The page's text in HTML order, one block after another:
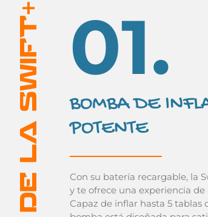
01.
BOMBA DE
POTENTE
Con su batería recargable, la
y te ofrece una experiencia
Capaz de inflar hasta 5 tablas